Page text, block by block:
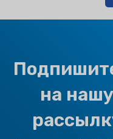
на нашу